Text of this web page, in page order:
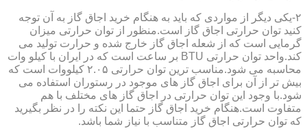
۲-یکی دیگر از مواردی که باید به هنگام خرید اجاق گاز به آن توجه
کنید توان حرارتی اجاق گاز است.منظور از توان حرارتی میزان
گرمایی است که از شعله اجاق گاز خارج شده و حرارت تولید می
کند.واحد توان حرارتی BTU بر ساعت است که در ایران با کیلو وات
محاسبه می شود.مناسب ترین توان حرارتی ۲.۰۵ کیلووات است که
بیش تر از آن برای اجاق گاز های موجود در رستوران استفاده می
شود.با وجود این توان حرارتی در اجاق گاز های مختلف با هم
متفاوت است.هنگام خرید اجاق گاز حتما این نکته را در نظر بگیرید
که توان حرارتی اجاق گاز متناسب با نیاز شما باشد.